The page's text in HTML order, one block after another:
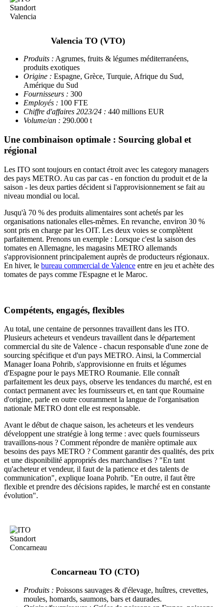
Valencia TO (VTO)
Produits : Agrumes, fruits & légumes méditerranéens,
produits exotiques
Origine : Espagne, Grèce, Turquie, Afrique du Sud,
Amérique du Sud
Fournisseurs : 300
Employés : 100 FTE
Chiffre d'affaires 2023/24 : 440 millions EUR
Volume/an : 290.000 t
Une combinaison optimale : Sourcing global et
régional
Les ITO sont toujours en contact étroit avec les category managers
des pays METRO. Au cas par cas - en fonction du produit et de la
saison - les deux parties décident si l'approvisionnement se fait au
niveau mondial ou local.
Jusqu'à 70 % des produits alimentaires sont achetés par les
organisations nationales elles-mêmes. En revanche, environ 30 %
sont pris en charge par les OIT. Les deux voies se complètent
parfaitement. Prenons un exemple : Lorsque c'est la saison des
tomates en Allemagne, les magasins METRO allemands
s'approvisionnent principalement auprès de producteurs régionaux.
En hiver, le bureau commercial de Valence entre en jeu et achète des
tomates de pays comme l'Espagne et le Maroc.
Compétents, engagés, flexibles
Au total, une centaine de personnes travaillent dans les ITO.
Plusieurs acheteurs et vendeurs travaillent dans le département
commercial du site de Valence - chacun responsable d'une zone de
sourcing spécifique et d'un pays METRO. Ainsi, la Commercial
Manager Ioana Pohrib, s'approvisionne en fruits et légumes
d'Espagne pour le pays METRO Roumanie. Elle connaît
parfaitement les deux pays, observe les tendances du marché, est en
contact permanent avec les fournisseurs et, en tant que Roumaine
d'origine, parle en outre couramment la langue de l'organisation
nationale METRO dont elle est responsable.
Avant le début de chaque saison, les acheteurs et les vendeurs
développent une stratégie à long terme : avec quels fournisseurs
travaillons-nous ? Comment répondre de manière optimale aux
besoins des pays METRO ? Comment garantir des qualités, des prix
et une disponibilité appropriés des marchandises ? "En tant
qu'acheteur et vendeur, il faut de la patience et des talents de
communication", explique Ioana Pohrib. "En outre, il faut être
flexible et prendre des décisions rapides, le marché est en constante
évolution".
Concarneau TO (CTO)
Produits : Poissons sauvages & d'élevage, huîtres, crevettes,
moules, homards, saumons, bars et daurades.